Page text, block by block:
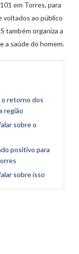
em Torres, para
voltados ao público
também organiza a
a saúde do homem.
o retorno dos
região
sobre o
positivo para
sobre isso